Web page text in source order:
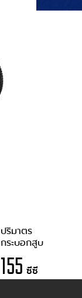
ปริมาตร
กระบอกสูบ
155 ซีซี